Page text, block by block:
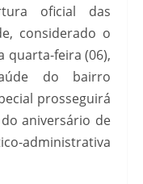
oficial das
considerado o
quarta-feira (06),
do bairro
prosseguirá
aniversário de
administrativa